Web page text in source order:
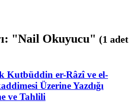
"Nail Okuyucu" (1 adet
Kutbüddin er-Râzî ve el-
Üzerine Yazdığı
ve Tahlili